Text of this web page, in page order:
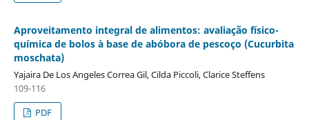
Aproveitamento integral de alimentos: avaliação físico-
química de bolos à base de abóbora de pescoço (Cucurbita
moschata)
Yajaira De Los Angeles Correa Gil, Cilda Piccoli, Clarice Steffens
109-116
PDF